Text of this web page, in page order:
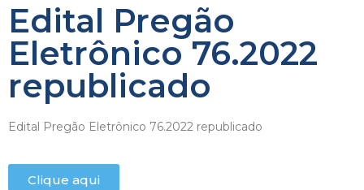
Edital Pregão
Eletrônico 76.2022
republicado
Edital Pregão Eletrônico 76.2022 republicado
Clique aqui